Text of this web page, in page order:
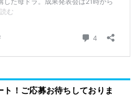
ト！ご応募お待ちしておりま